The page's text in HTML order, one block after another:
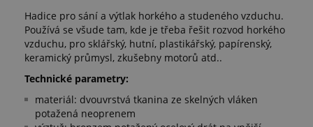
Hadice pro sání a výtlak horkého a studeného vzduchu.
Používá se všude tam, kde je třeba řešit rozvod horkého
vzduchu, pro sklářský, hutní, plastikářský, papírenský,
keramický průmysl, zkušebny motorů atd..
Technické parametry:
materiál: dvouvrstvá tkanina ze skelných vláken
potažená neoprenem